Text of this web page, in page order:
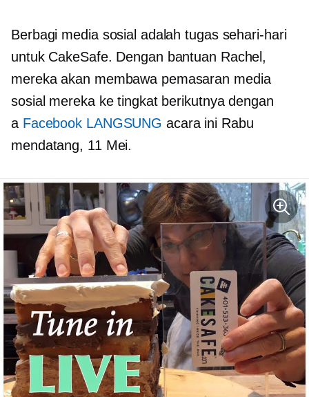
Berbagi media sosial adalah tugas sehari-hari
untuk CakeSafe. Dengan bantuan Rachel,
mereka akan membawa pemasaran media
sosial mereka ke tingkat berikutnya dengan
a Facebook LANGSUNG acara ini Rabu
mendatang, 11 Mei.